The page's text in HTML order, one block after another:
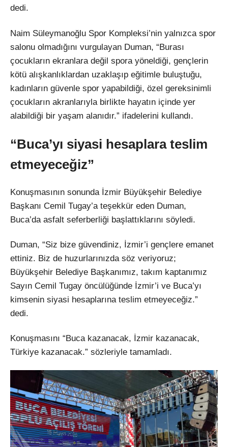
dedi.
Naim Süleymanoğlu Spor Kompleksi’nin yalnızca spor
salonu olmadığını vurgulayan Duman, “Burası
çocukların ekranlara değil spora yöneldiği, gençlerin
kötü alışkanlıklardan uzaklaşıp eğitimle buluştuğu,
kadınların güvenle spor yapabildiği, özel gereksinimli
çocukların akranlarıyla birlikte hayatın içinde yer
alabildiği bir yaşam alanıdır.” ifadelerini kullandı.
“Buca’yı siyasi hesaplara teslim
etmeyeceğiz”
Konuşmasının sonunda İzmir Büyükşehir Belediye
Başkanı Cemil Tugay’a teşekkür eden Duman,
Buca’da asfalt seferberliği başlattıklarını söyledi.
Duman, “Siz bize güvendiniz, İzmir’i gençlere emanet
ettiniz. Biz de huzurlarınızda söz veriyoruz;
Büyükşehir Belediye Başkanımız, takım kaptanımız
Sayın Cemil Tugay öncülüğünde İzmir’i ve Buca’yı
kimsenin siyasi hesaplarına teslim etmeyeceğiz.”
dedi.
Konuşmasını “Buca kazanacak, İzmir kazanacak,
Türkiye kazanacak.” sözleriyle tamamladı.